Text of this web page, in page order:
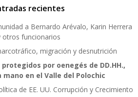
recientes
a Bernardo Arévalo, Karin Herrera
otros funcionarios
migración y desnutrición
por oenegés de DD.HH.,
mano en el Valle del Polochic
de EE. UU. Corrupción y Crecimiento